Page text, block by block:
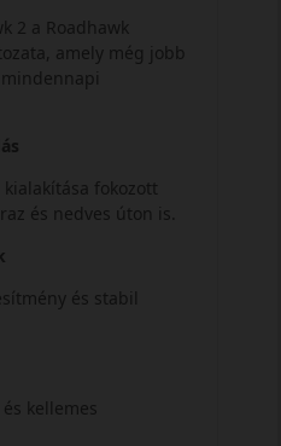
2 a Roadhawk
amely még jobb
fokozott
és nedves úton is.
és stabil
kellemes